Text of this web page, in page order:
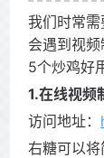
我们时常
会遇到视频
5个炒鸡好
1.在线视频
访问地址：
右糖可以将